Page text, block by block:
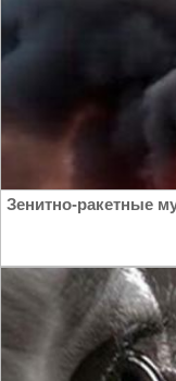
Зенитно-ракетные